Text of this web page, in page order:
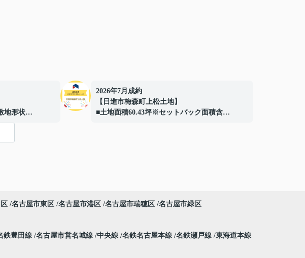
地形状
環境重視の立
らの視線が入
2026年7月成約
【日進市梅森町上松土地】
■土地面積60.43坪※セットバック面積含
名古屋市東区 名古屋市港区 名古屋市瑞穂区 名古屋市緑区
鉄豊田線 名古屋市営名城線 中央線 名鉄名古屋本線 名鉄瀬戸線 東海道本線